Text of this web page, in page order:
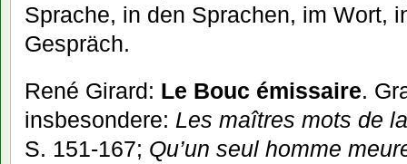
Sprache, in den Sprachen, im Wort,
Gespräch.
René Girard: Le Bouc émissaire.
insbesondere: Les maîtres mots de
S. 151-167; Qu’un seul homme